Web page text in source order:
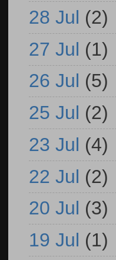
28 Jul (2)
27 Jul (1)
26 Jul (5)
25 Jul (2)
23 Jul (4)
22 Jul (2)
20 Jul (3)
19 Jul (1)